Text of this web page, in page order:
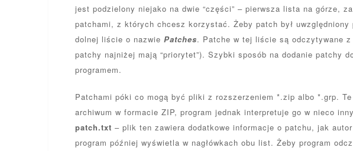
jest podzielony niejako na dwie “części” – pierwsza lista na górze,
patchami, z których chcesz korzystać. Żeby patch był
dolnej liście o nazwie Patches. Patche w tej liście są odczytywane
patchy najniżej mają “priorytet”). Szybki sposób na dodanie patchy
programem.
Patchami póki co mogą być pliki z rozszerzeniem *.zip albo *.grp.
archiwum w formacie ZIP, program jednak interpretuje go w nieco
patch.txt – plik ten zawiera dodatkowe informacje o patchu, jak
program później wyświetla w nagłówkach obu list. Żeby program